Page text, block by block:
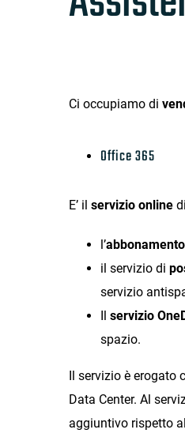
Ci occupiamo di
Office 365
E’ il servizio online
l’
il servizio di
servizio
Il servizio
spazio.
Il servizio è erogato
Data Center. Al
aggiuntivo rispetto